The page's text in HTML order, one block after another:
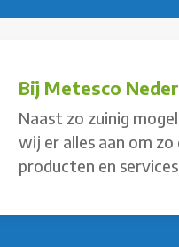
Bij Metesco
Naast zo zuinig
wij er alles aan om
producten en